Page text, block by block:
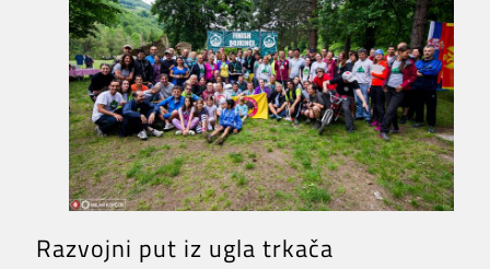
Razvojni put iz ugla trkača